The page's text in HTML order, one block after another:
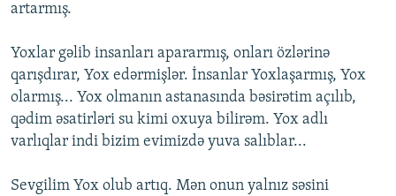
artarmış.
Yoxlar gəlib insanları apararmış, onları özlərinə
qarışdırar, Yox edərmişlər. İnsanlar Yoxlaşarmış, Yox
olarmış... Yox olmanın astanasında bəsirətim açılıb,
qədim əsatirləri su kimi oxuya bilirəm. Yox adlı
varlıqlar indi bizim evimizdə yuva salıblar...
Sevgilim Yox olub artıq. Mən onun yalnız səsini